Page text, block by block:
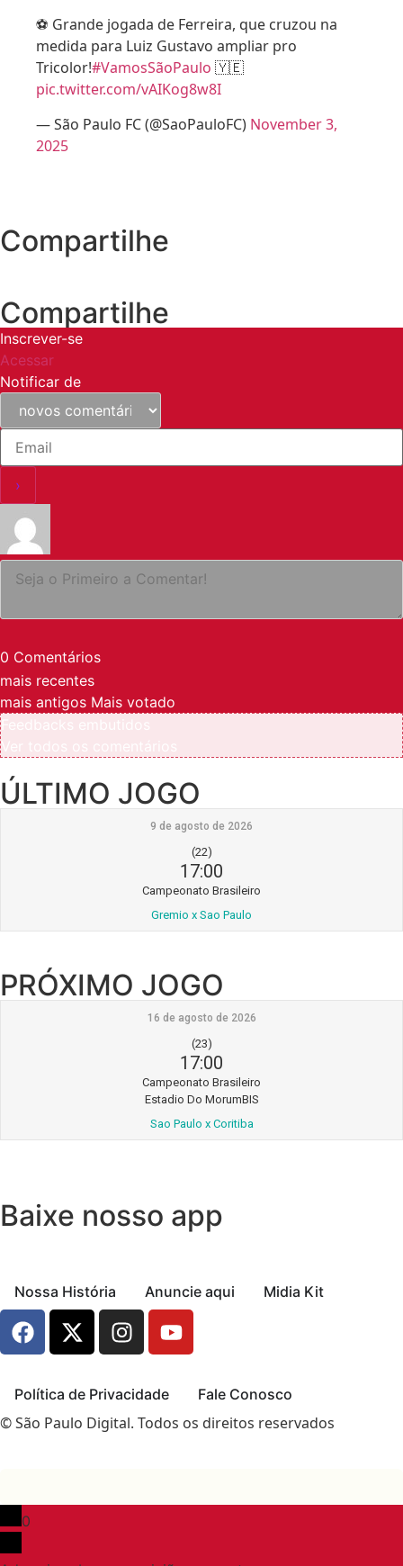
⚽️ Grande jogada de Ferreira, que cruzou na
medida para Luiz Gustavo ampliar pro
Tricolor!#VamosSãoPaulo 🇾🇪
pic.twitter.com/vAIKog8w8I
— São Paulo FC (@SaoPauloFC) November 3,
2025
Compartilhe
Compartilhe
Inscrever-se
Acessar
Notificar de
0 Comentários
mais recentes
mais antigos Mais votado
ÚLTIMO JOGO
9 de agosto de 2026
(22)
17:00
Campeonato Brasileiro
Gremio x Sao Paulo
PRÓXIMO JOGO
16 de agosto de 2026
(23)
17:00
Campeonato Brasileiro
Estadio Do MorumBIS
Sao Paulo x Coritiba
Baixe nosso app
Nossa História Anuncie aqui Midia Kit
Política de Privacidade Fale Conosco
© São Paulo Digital. Todos os direitos reservados
0